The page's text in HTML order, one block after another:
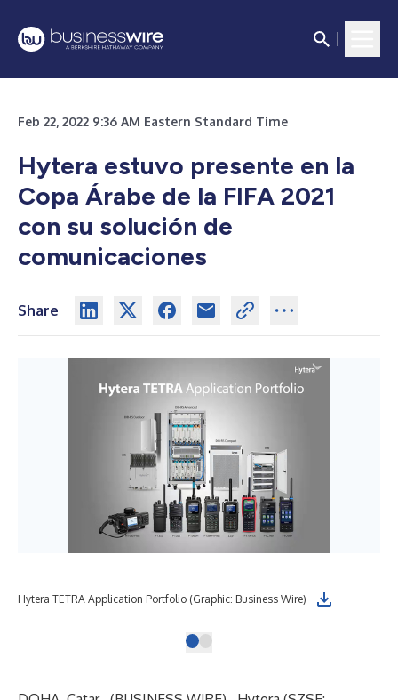
Feb 22, 2022 9:36 AM Eastern Standard Time
Hytera estuvo presente en la
Copa Árabe de la FIFA 2021
con su solución de
comunicaciones
Share
Hytera TETRA Application Portfolio (Graphic: Business Wire)